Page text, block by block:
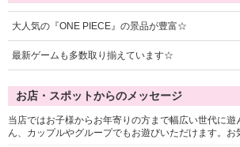
大人気の『ONE PIECE』の景品が豊富☆
最新ゲームも多数取り揃えています☆
お店・スポットからのメッセージ
当店ではお子様からお年寄りの方まで幅広い世代に
ん、カップルやグループでもお遊びいただけます。